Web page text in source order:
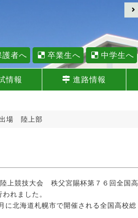
護者へ 卒業生へ 中学生へ
情報 進路情報
場 陸上部
上競技大会 秩父宮賜杯第７６回全国高
れました。
に北海道札幌市で開催される全国高校総